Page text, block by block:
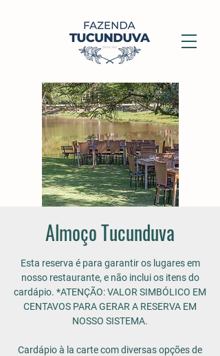
Almoço Tucunduva
Esta reserva é para garantir os lugares em
nosso restaurante, e não inclui os itens do
cardápio. *ATENÇÃO: VALOR SIMBÓLICO EM
CENTAVOS PARA GERAR A RESERVA EM
NOSSO SISTEMA.
Cardápio à la carte com diversas opções de